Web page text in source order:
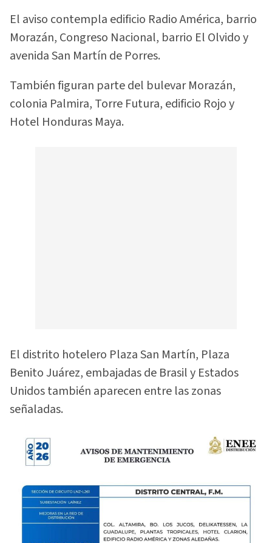
El aviso contempla edificio Radio América, barrio
Morazán, Congreso Nacional, barrio El Olvido y
avenida San Martín de Porres.
También figuran parte del bulevar Morazán,
colonia Palmira, Torre Futura, edificio Rojo y
Hotel Honduras Maya.
El distrito hotelero Plaza San Martín, Plaza
Benito Juárez, embajadas de Brasil y Estados
Unidos también aparecen entre las zonas
señaladas.